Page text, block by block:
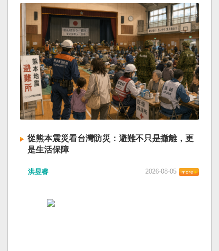
從熊本震災看台灣防災：避難不只是撤離，更
是生活保障
洪昱睿 2026-08-05